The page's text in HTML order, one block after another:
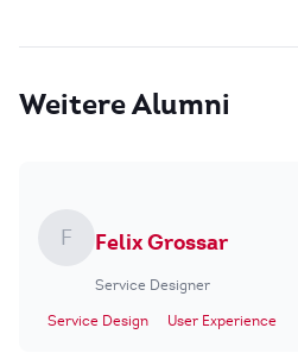
Weitere Alumni
F Felix Grossar
Service Designer
Service Design
User Experience